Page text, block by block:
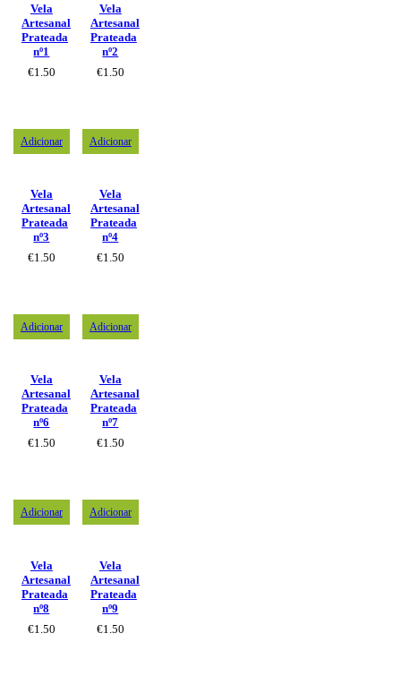
Vela
Artesanal
Prateada
nº1
€1.50
Vela
Artesanal
Prateada
nº2
€1.50
Adicionar
Vela
Artesanal
Prateada
nº3
€1.50
Adicionar
Vela
Artesanal
Prateada
nº4
€1.50
Adicionar
Vela
Artesanal
Prateada
nº6
€1.50
Adicionar
Vela
Artesanal
Prateada
nº7
€1.50
Adicionar
Vela
Artesanal
Prateada
nº8
€1.50
Adicionar
Vela
Artesanal
Prateada
nº9
€1.50